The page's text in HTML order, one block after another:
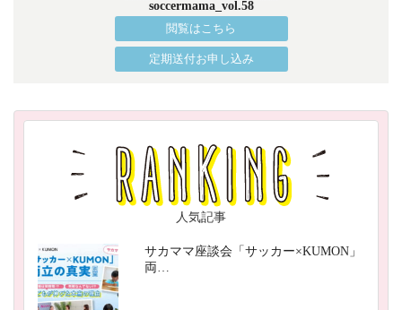
soccermama_vol.58
閲覧はこちら
定期送付お申し込み
人気記事
サカママ座談会「サッカー×KUMON」
両…